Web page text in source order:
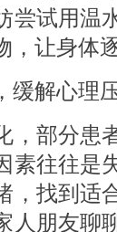
尝试用温
让身体
解心理
部分患
素往往是
，找到适
人朋友聊